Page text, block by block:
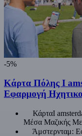
-5%
Κάρτα Πόλης Ι
Εφαρμογή
ΚάρταI
Μέσα Μαζικής
Άμστερνταμ: